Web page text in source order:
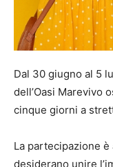
Dal 30 giugno al 5
dell’Oasi Marevivo
cinque giorni a
La partecipazione
desiderano unire